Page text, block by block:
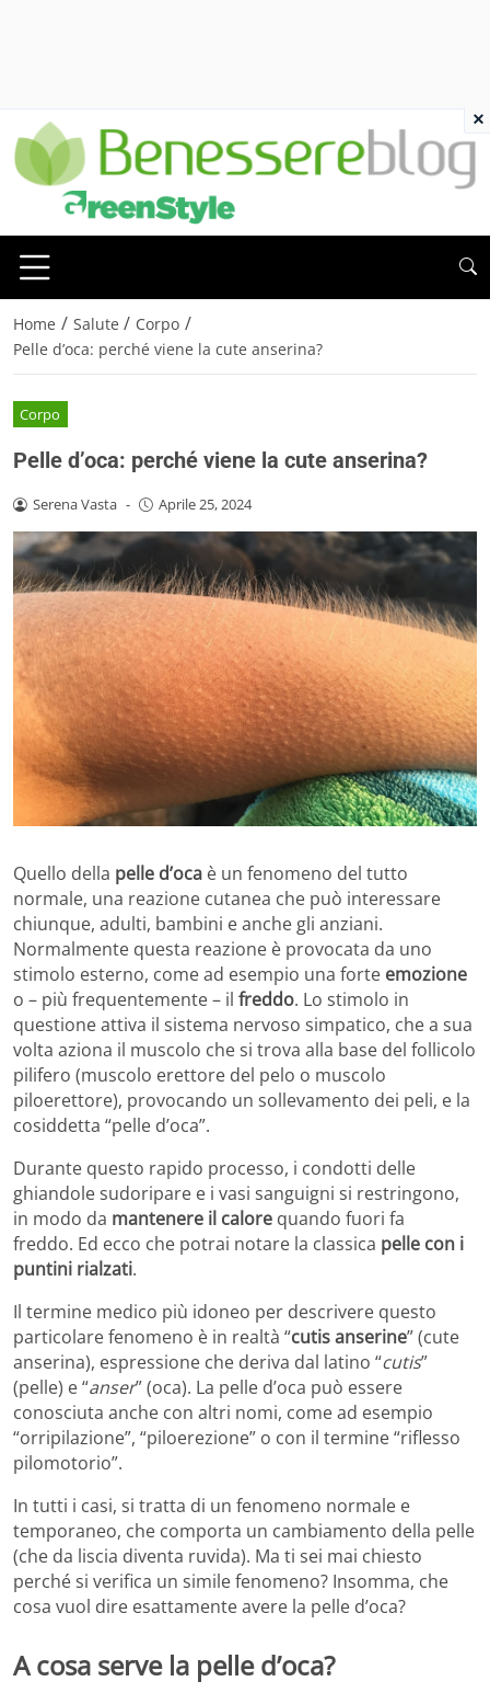
Home / Salute / Corpo /
Pelle d’oca: perché viene la cute anserina?
Corpo
Pelle d’oca: perché viene la cute anserina?
Serena Vasta - Aprile 25, 2024
Quello della pelle d’oca è un fenomeno del tutto
normale, una reazione cutanea che può interessare
chiunque, adulti, bambini e anche gli anziani.
Normalmente questa reazione è provocata da uno
stimolo esterno, come ad esempio una forte emozione
o – più frequentemente – il freddo. Lo stimolo in
questione attiva il sistema nervoso simpatico, che a sua
volta aziona il muscolo che si trova alla base del follicolo
pilifero (muscolo erettore del pelo o muscolo
piloerettore), provocando un sollevamento dei peli, e la
cosiddetta “pelle d’oca”.
Durante questo rapido processo, i condotti delle
ghiandole sudoripare e i vasi sanguigni si restringono,
in modo da mantenere il calore quando fuori fa
freddo. Ed ecco che potrai notare la classica pelle con i
puntini rialzati.
Il termine medico più idoneo per descrivere questo
particolare fenomeno è in realtà “cutis anserine” (cute
anserina), espressione che deriva dal latino “cutis”
(pelle) e “anser” (oca). La pelle d’oca può essere
conosciuta anche con altri nomi, come ad esempio
“orripilazione”, “piloerezione” o con il termine “riflesso
pilomotorio”.
In tutti i casi, si tratta di un fenomeno normale e
temporaneo, che comporta un cambiamento della pelle
(che da liscia diventa ruvida). Ma ti sei mai chiesto
perché si verifica un simile fenomeno? Insomma, che
cosa vuol dire esattamente avere la pelle d’oca?
A cosa serve la pelle d’oca?
×